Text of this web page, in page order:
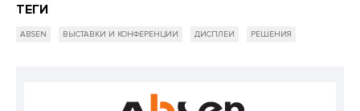
ТЕГИ
ABSEN ВЫСТАВКИ И КОНФЕРЕНЦИИ ДИСПЛЕИ РЕШЕНИЯ